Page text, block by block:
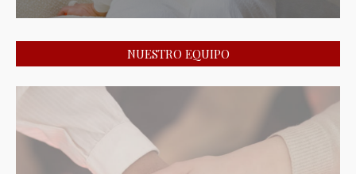
NUESTRO EQUIPO